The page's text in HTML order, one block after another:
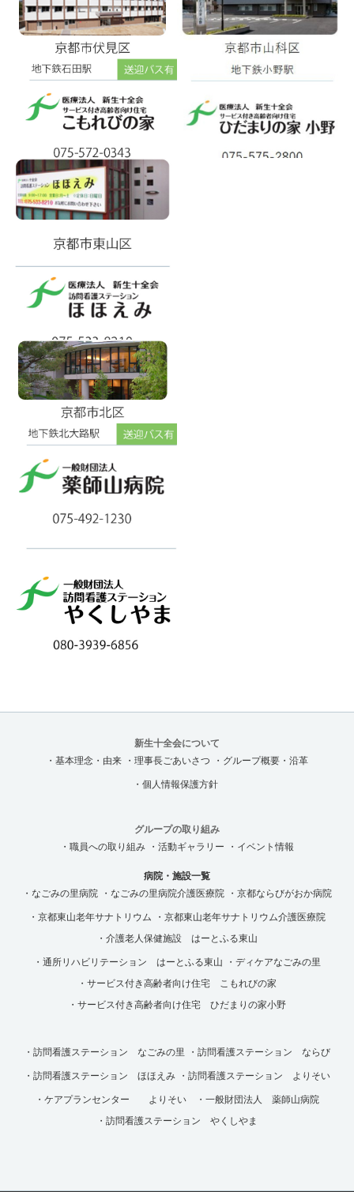
新生十全会について
・基本理念・由来
・理事長ごあいさつ ・グループ概要・沿革
・個人情報保護方針
グループの取り組み
・職員への取り組み
・活動ギャラリー ・イベント情報
病院・施設一覧
・なごみの里病院
・なごみの里病院介護医療院 ・京都ならびがおか病院
・京都東山老年サナトリウム
・京都東山老年サナトリウム介護医療院
・介護老人保健施設 はーとふる東山
・通所リハビリテーション はーとふる東山
・ディケアなごみの里
・サービス付き高齢者向け住宅 こもれびの家
・サービス付き高齢者向け住宅 ひだまりの家小野
・訪問看護ステーション なごみの里 ・訪問看護ステーション ならび
・訪問看護ステーション ほほえみ ・訪問看護ステーション よりそい
・ケアプランセンター よりそい
・一般財団法人 薬師山病院
・訪問看護ステーション やくしやま